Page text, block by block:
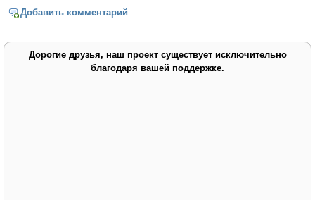
Добавить комментарий
Дорогие друзья, наш проект существует исключительно
благодаря вашей поддержке.